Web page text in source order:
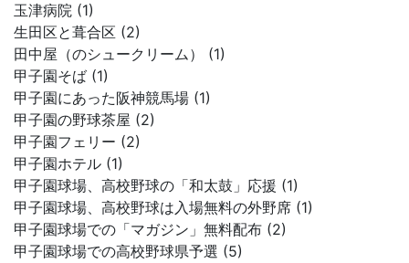
玉津病院 (1)
生田区と葺合区 (2)
田中屋（のシュークリーム） (1)
甲子園そば (1)
甲子園にあった阪神競馬場 (1)
甲子園の野球茶屋 (2)
甲子園フェリー (2)
甲子園ホテル (1)
甲子園球場、高校野球の「和太鼓」応援 (1)
甲子園球場、高校野球は入場無料の外野席 (1)
甲子園球場での「マガジン」無料配布 (2)
甲子園球場での高校野球県予選 (5)